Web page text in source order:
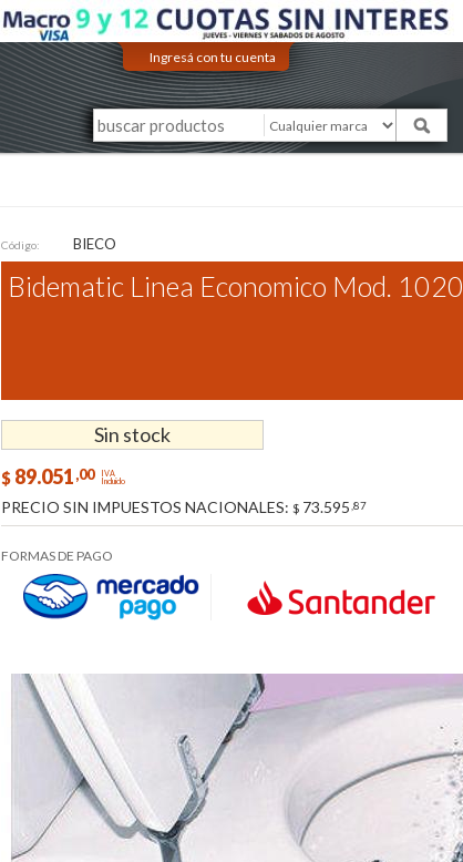
Ingresá con tu cuenta
Código: BIECO
Bidematic Linea Economico Mod. 1020
Sin stock
$ 89.051 ,00 IVA
Incluido
PRECIO SIN IMPUESTOS NACIONALES: $ 73.595 ,87
FORMAS DE PAGO